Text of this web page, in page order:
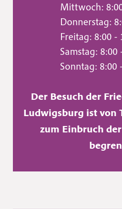
Mittwoch:
Donnerstag:
Freitag: 8:00 -
Samstag: 8:00
Sonntag: 8:00
Der Besuch der
Ludwigsburg ist von
zum Einbruch